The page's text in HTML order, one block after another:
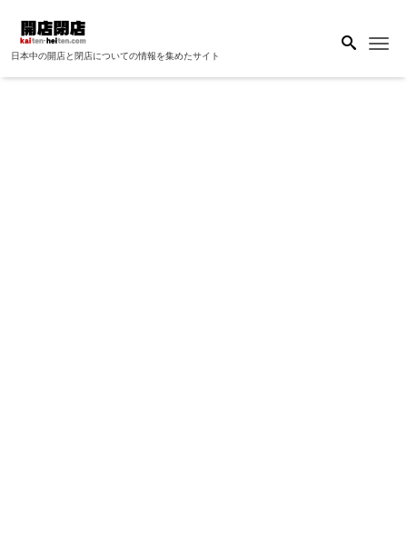
日本中の開店と閉店についての情報を集めたサイト